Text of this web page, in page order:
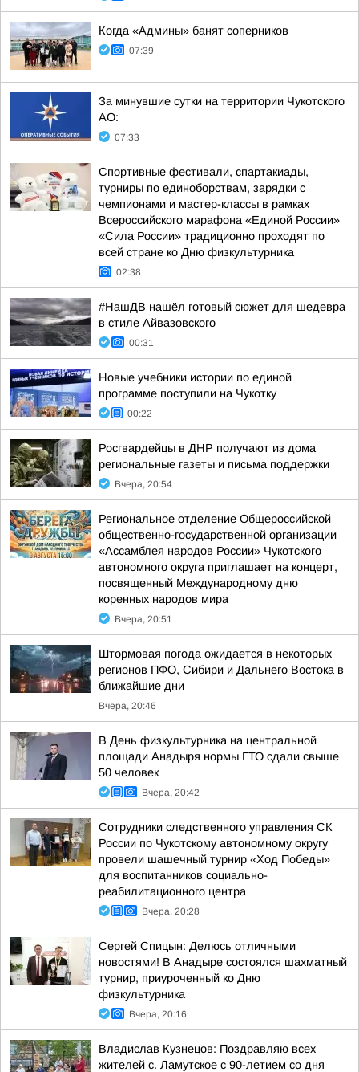
Когда «Админы» банят соперников
07:39
За минувшие сутки на территории Чукотского
АО:
07:33
Спортивные фестивали, спартакиады,
турниры по единоборствам, зарядки с
чемпионами и мастер-классы в рамках
Всероссийского марафона «Единой России»
«Сила России» традиционно проходят по
всей стране ко Дню физкультурника
02:38
#НашДВ нашёл готовый сюжет для шедевра
в стиле Айвазовского
00:31
Новые учебники истории по единой
программе поступили на Чукотку
00:22
Росгвардейцы в ДНР получают из дома
региональные газеты и письма поддержки
Вчера, 20:54
Региональное отделение Общероссийской
общественно-государственной организации
«Ассамблея народов России» Чукотского
автономного округа приглашает на концерт,
посвященный Международному дню
коренных народов мира
Вчера, 20:51
Штормовая погода ожидается в некоторых
регионов ПФО, Сибири и Дальнего Востока в
ближайшие дни
Вчера, 20:46
В День физкультурника на центральной
площади Анадыря нормы ГТО сдали свыше
50 человек
Вчера, 20:42
Сотрудники следственного управления СК
России по Чукотскому автономному округу
провели шашечный турнир «Ход Победы»
для воспитанников социально-
реабилитационного центра
Вчера, 20:28
Сергей Спицын: Делюсь отличными
новостями! В Анадыре состоялся шахматный
турнир, приуроченный ко Дню
физкультурника
Вчера, 20:16
Владислав Кузнецов: Поздравляю всех
жителей с. Ламутское с 90-летием со дня